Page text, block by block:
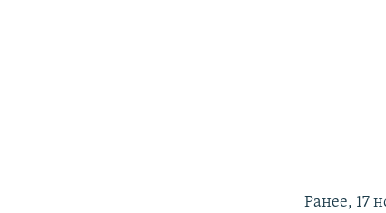
Ранее, 17